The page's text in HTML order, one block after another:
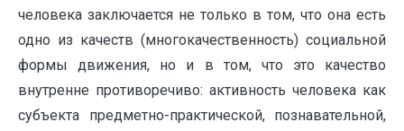
человека заключается не только в том, что она есть
одно из качеств (многокачественность) социальной
формы движения, но и в том, что это качество
внутренне противоречиво: активность человека как
субъекта предметно-практической, познавательной,